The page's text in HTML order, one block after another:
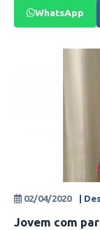
WhatsApp
02/04/2020 |
Jovem com